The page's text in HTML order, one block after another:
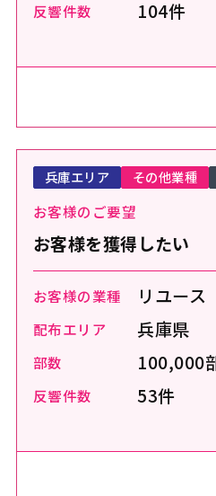
反響件数 104件
お客様のご要望
お客様を獲得したい
お客様の業種 リユース
配布エリア 兵庫県
部数 100,000
反響件数 53件
兵庫エリア その他業種